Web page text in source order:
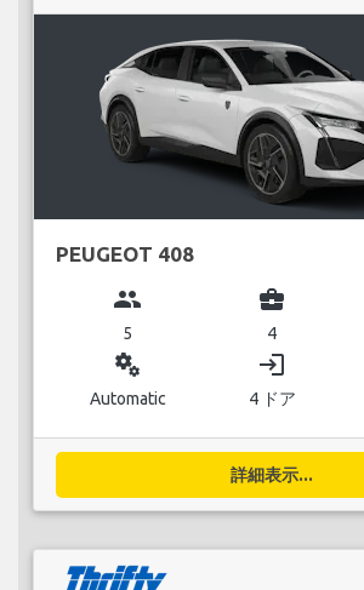
PEUGEOT 408
group
5
business_center
4
miscellaneous_services
Automatic
login
4 ドア
詳細表示...